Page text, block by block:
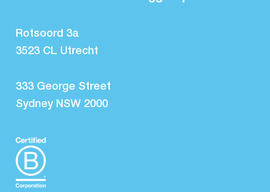
Rotsoord 3a
3523 CL Utrecht
333 George Street
Sydney NSW 2000